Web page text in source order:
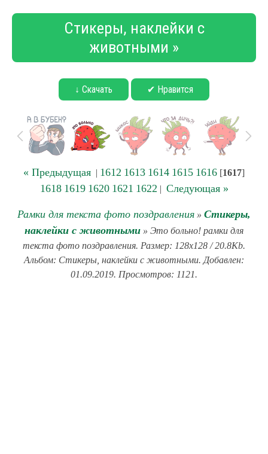
Стикеры, наклейки с
животными »
↓ Скачать ✔ Нравится
« Предыдущая | 1612 1613 1614 1615 1616 [1617]
1618 1619 1620 1621 1622 | Следующая »
Рамки для текста фото поздравления » Стикеры,
наклейки с животными » Это больно! рамки для
текста фото поздравления. Размер: 128x128 / 20.8Kb.
Альбом: Стикеры, наклейки с животными. Добавлен:
01.09.2019. Просмотров: 1121.